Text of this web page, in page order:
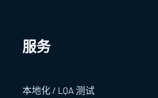
服务
本地化 / LQA 测试